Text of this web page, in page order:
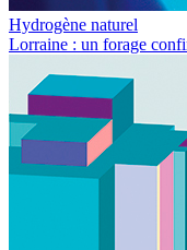
Hydrogène naturel
Lorraine : un forage